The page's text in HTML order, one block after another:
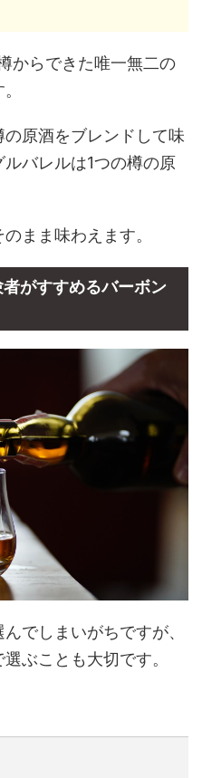
からできた唯一無二の
原酒をブレンドして味
バレルは1つの樽の原
まま味わえます。
がすすめるバーボン
でしまいがちですが、
ぶことも大切です。